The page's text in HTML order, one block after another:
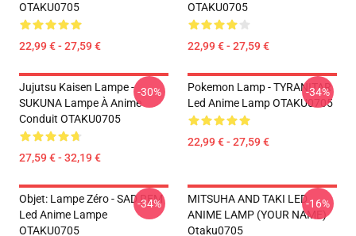
OTAKU0705
22,99 € - 27,59 €
OTAKU0705
22,99 € - 27,59 €
Jujutsu Kaisen Lampe -
SUKUNA Lampe À Anime
Conduit OTAKU0705
27,59 € - 32,19 €
-30%
Pokemon Lamp - TYRANITAR
Led Anime Lamp OTAKU0705
22,99 € - 27,59 €
-34%
Objet: Lampe Zéro - SAD REM
Led Anime Lampe
OTAKU0705
-34%
MITSUHA AND TAKI LED
ANIME LAMP (YOUR NAME)
Otaku0705
-16%